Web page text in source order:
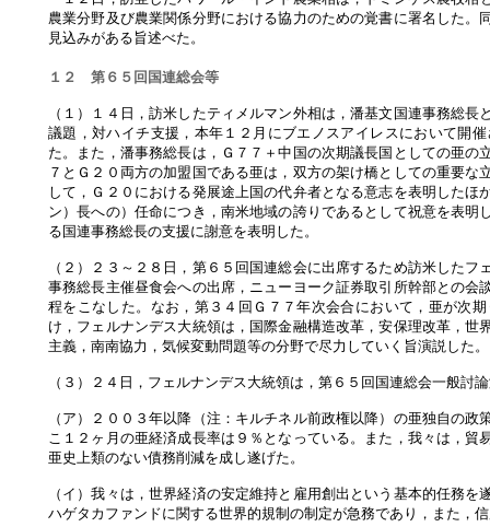
農業分野及び農業関係分野における協力のための覚書に署名した
見込みがある旨述べた。
１２ 第６５回国連総会等
（１）１４日，訪米したティメルマン外相は，潘基文国連事務総
議題，対ハイチ支援，本年１２月にブエノスアイレスにおいて開
た。また，潘事務総長は，Ｇ７７＋中国の次期議長国としての亜
７とＧ２０両方の加盟国である亜は，双方の架け橋としての重要
して，Ｇ２０における発展途上国の代弁者となる意志を表明した
ン）長への）任命につき，南米地域の誇りであるとして祝意を表
る国連事務総長の支援に謝意を表明した。
（２）２３～２８日，第６５回国連総会に出席するため訪米した
事務総長主催昼食会への出席，ニューヨーク証券取引所幹部との
程をこなした。なお，第３４回Ｇ７７年次会合において，亜が次
け，フェルナンデス大統領は，国際金融構造改革，安保理改革，
主義，南南協力，気候変動問題等の分野で尽力していく旨演説した。
（３）２４日，フェルナンデス大統領は，第６５回国連総会一般討
（ア）２００３年以降（注：キルチネル前政権以降）の亜独自の
こ１２ヶ月の亜経済成長率は９％となっている。また，我々は，
亜史上類のない債務削減を成し遂げた。
（イ）我々は，世界経済の安定維持と雇用創出という基本的任務
ハゲタカファンドに関する世界的規制の制定が急務であり，また，